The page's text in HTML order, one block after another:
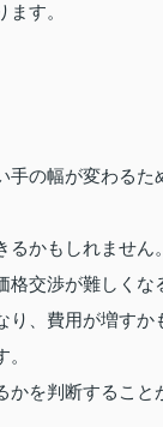
す。
の幅が変わるた
かもしれません。
交渉が難しくな
、費用が増すか
を判断すること